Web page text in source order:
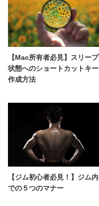
【Mac所有者必見】スリープ
状態へのショートカットキー
作成方法
【ジム初心者必見！】ジム内
での５つのマナー